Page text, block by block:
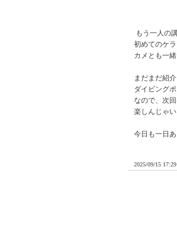
もう一人の
初めてのケ
カメとも一
まだまだ紹
ダイビング
なので、次
楽しんじゃい
今日も一日
2025/09/15